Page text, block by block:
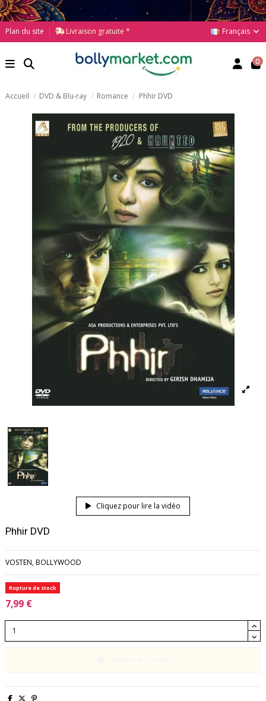
Plan du site Livraison gratuite * Français
0
Accueil DVD & Blu-ray Romance Phhir DVD
Cliquez pour lire la vidéo
Phhir DVD
VOSTEN, BOLLYWOOD
Rupture de stock
7,99 €